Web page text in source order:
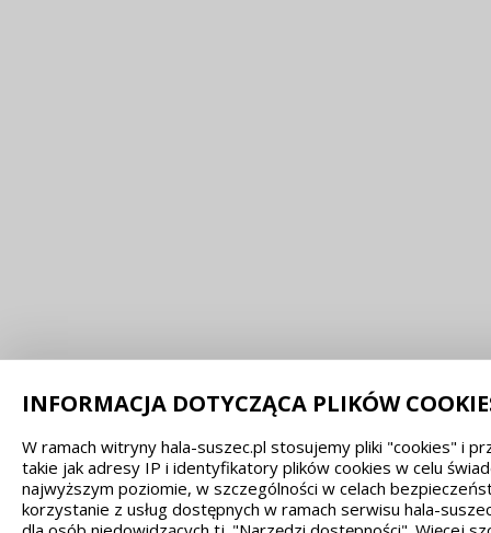
INFORMACJA DOTYCZĄCA PLIKÓW
W ramach witryny hala-suszec.pl stosujemy pliki "cookies" i
takie jak adresy IP i identyfikatory plików cookies w celu
najwyższym poziomie, w szczególności w celach
korzystanie z usług dostępnych w ramach serwisu hala-